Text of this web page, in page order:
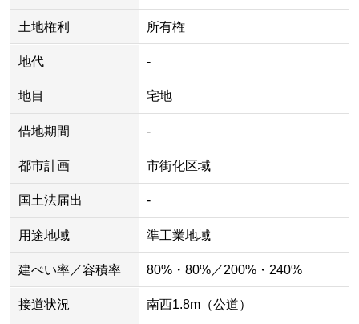
土地権利 所有権
地代 -
地目 宅地
借地期間 -
都市計画 市街化区域
国土法届出 -
用途地域 準工業地域
建ぺい率／容積率 80%・80%／200%・240%
接道状況 南西1.8m（公道）